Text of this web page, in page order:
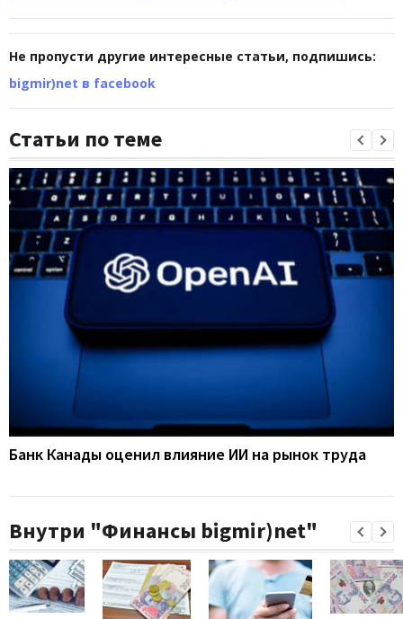
Не пропусти другие интересные статьи, подпишись:
bigmir)net в facebook
Статьи по теме
Банк Канады оценил влияние ИИ на рынок труда
Внутри "Финансы bigmir)net"